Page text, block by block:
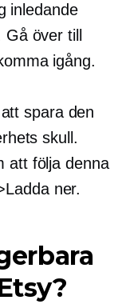
inledande
över till
igång.
spara den
skull.
att följa denna
ner.